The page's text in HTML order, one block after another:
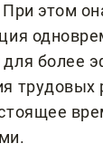
этом
более
трудовых